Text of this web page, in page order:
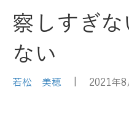
察しすぎ
ない
若松 美穂 2021年8